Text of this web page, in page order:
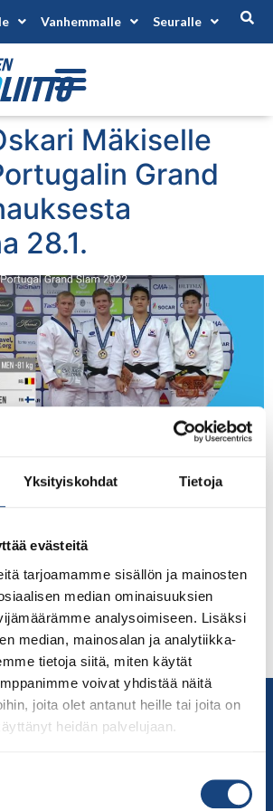
Yksityiskohdat Tietoja
evästeitä
tarjoamamme sisällön ja mainosten
median ominaisuuksien
analysoimiseen. Lisäksi
median, mainosalan ja analytiikka-
tietoja siitä, miten käytät
voivat yhdistää näitä
joita olet antanut heille tai joita on
heidän palvelujaan.
Vanhemmalle Seuralle
Mäkiselle
Grand
28.1.
-turnauksessa saavuttaen uransa
mitalinsa. Nummelan Judoa
kaikki neljä otteluaan ennen
maailmanmestarin (WRL 2.)
joka on edennyt
vuoden maailman kärkeen ja
pronssille. Tällä kertaa
ja useissa […]
Suomen Judoliitto